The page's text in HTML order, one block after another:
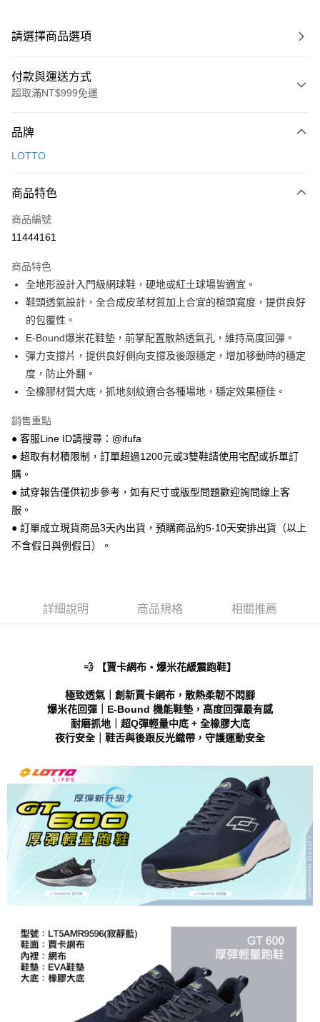
請選擇商品選項
付款與運送方式
超取滿NT$999免運
信用卡一次付款
LINE Pay
Apple Pay
悠遊付
Google Pay
全盈+PAY
AFTEE先享後付
相關說明
【關於「AFTEE先享後付」】
AFTEE先享後付是「在收到商品之後才付款」的支付方式。 讓您購物簡單
１．簡單：不需註冊會員、不需綁卡、不需儲值。
２．便利：只要手機號碼，簡訊認證，即可結帳。
３．安心：先確認商品／服務後，再付款。
【「AFTEE先享後付」結帳流程】
１．於結帳方式選擇「AFTEE先享後付」後，將跳轉至「AFTEE先享後付」
２．訂單成立數日內，您將收到繳費通知簡訊。
３．收到繳費通知簡訊後14天內，點擊此簡訊中的連結，可透過四大超商／
ATM／網路銀行／等多元方式進行付款，方視為交易完成。
※ 請注意：結帳手續完成當下不需立刻繳費，但若您需要取消訂單，請聯絡
是否繳費成功／繳費後需取消欲退款等相關疑問，請聯繫「AFTEE先享後付
客戶支援中心」
https://netprotections.freshdesk.com/support/home
易，需依本服務之必要範圍內提供個人資料，並將交易相關給付款項請求債
２．關於個人資料處理事宜，請瀏覽以下網址：
https://aftee.tw/terms/#terms3
３．未成年的使用者請事先徵得法定代理人或監護人之同意方可使用
「AFTEE先享後付」，若未經同意申辦者引起之損失，本公司不負相關責
時審查核予不同之上限額度；若仍有額度不足之情形，本公司將視審查結果
請求用戶進行身份認證。
５．嚴禁一人註冊多個帳號或使用他人資訊註冊。若發現惡意使用之情形，
恩沛科技股份有限公司將有權停止該用戶之使用額度並採取法律行動。
ATM付款
運送方式
全家 取貨付款
每筆NT$70，滿NT$999(含以上)免運費
付款後 全家取貨
7-11 取貨付款
每筆NT$70，滿NT$999(含以上)免運費
品牌
LOTTO
商品特色
商品編號
11444161
商品特色
全地形設計入門級網球鞋，硬地或紅土球場皆適宜。
鞋頭透氣設計，全合成皮革材質加上合宜的楦頭寬度，提供良好
的包覆性。
E-Bound爆米花鞋墊，前掌配置散熱透氣孔，維持高度回彈。
彈力支撐片，提供良好側向支撐及後跟穩定，增加移動時的穩定
度，防止外翻。
全橡膠材質大底，抓地刻紋適合各種場地，穩定效果極佳。
銷售重點
● 客服Line ID請搜尋：@ifufa
● 超取有材積限制，訂單超過1200元或3雙鞋請使用宅配或拆單訂
購。
● 試穿報告僅供初步參考，如有尺寸或版型問題歡迎詢問線上客
服。
● 訂單成立現貨商品3天內出貨，預購商品約5-10天安排出貨（以上
不含假日與例假日）。
詳細說明 商品規格 相關推薦
💨 【賈卡網布・爆米花緩震跑鞋】
極致透氣｜創新賈卡網布，散熱柔韌不悶腳
爆米花回彈｜E-Bound 機能鞋墊，高度回彈最有感
耐磨抓地｜超Q彈輕量中底 + 全橡膠大底
夜行安全｜鞋舌與後跟反光織帶，守護運動安全